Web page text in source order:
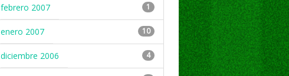
febrero 2007 1
enero 2007 10
diciembre 2006 4